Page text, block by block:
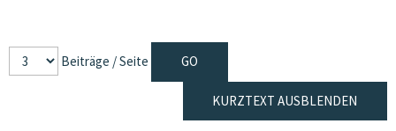
Beiträge / Seite
KURZTEXT AUSBLENDEN